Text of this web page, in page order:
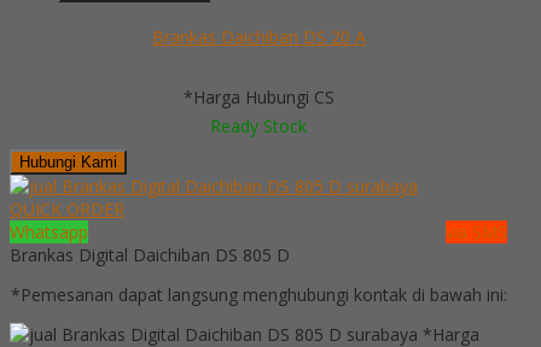
Brankas Daichiban DS 20 A
*Harga Hubungi CS
Ready Stock
Hubungi Kami
QUICK ORDER
Whatsapp
via SMS
Brankas Digital Daichiban DS 805 D
*Pemesanan dapat langsung menghubungi kontak di bawah ini:
*Harga